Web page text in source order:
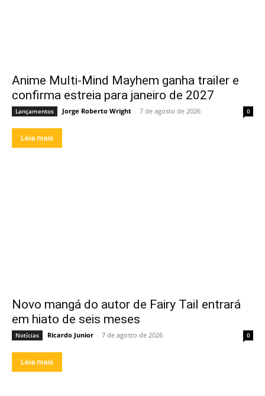
Anime Multi-Mind Mayhem ganha trailer e
confirma estreia para janeiro de 2027
Lançamentos Jorge Roberto Wright - 7 de agosto de 2026 0
Leia mais
Novo mangá do autor de Fairy Tail entrará
em hiato de seis meses
Notícias Ricardo Junior - 7 de agosto de 2026 0
Leia mais